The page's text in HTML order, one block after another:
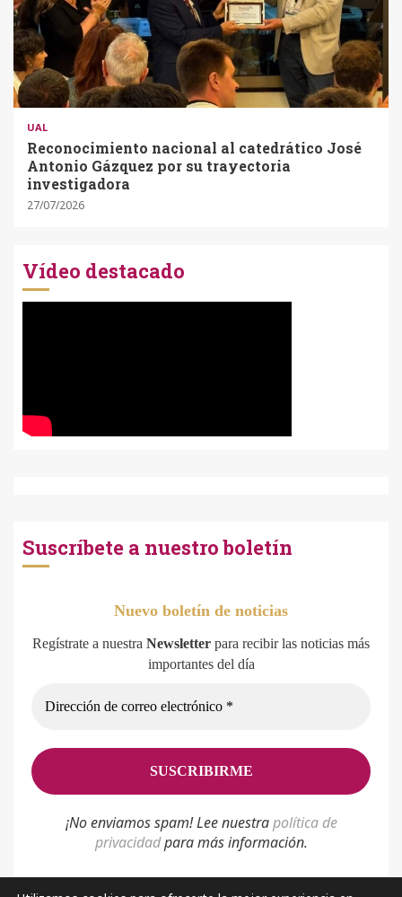
UAL
Reconocimiento nacional al catedrático José
Antonio Gázquez por su trayectoria
investigadora
27/07/2026
Vídeo destacado
Suscríbete a nuestro boletín
Nuevo boletín de noticias
Regístrate a nuestra Newsletter para recibir las noticias más
importantes del día
¡No enviamos spam! Lee nuestrapolítica de
privacidadpara más información.